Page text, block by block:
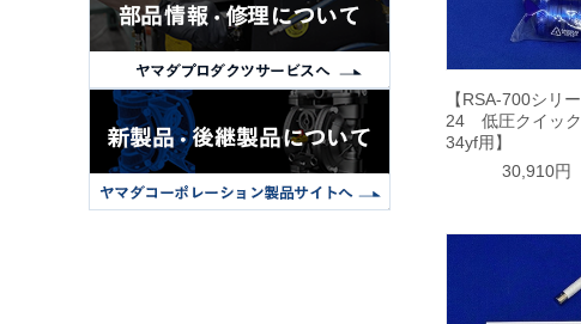
【RSA-700シリ
24 低圧クイッ
34yf用】
30,910円